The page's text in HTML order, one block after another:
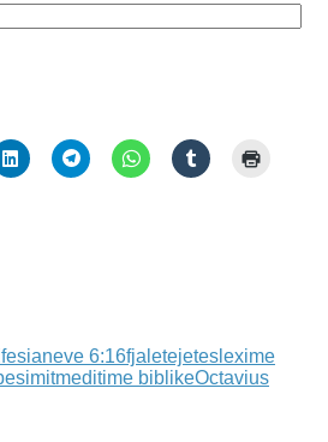
6:16fjaletejetes lexime
meditime biblikeOctavius